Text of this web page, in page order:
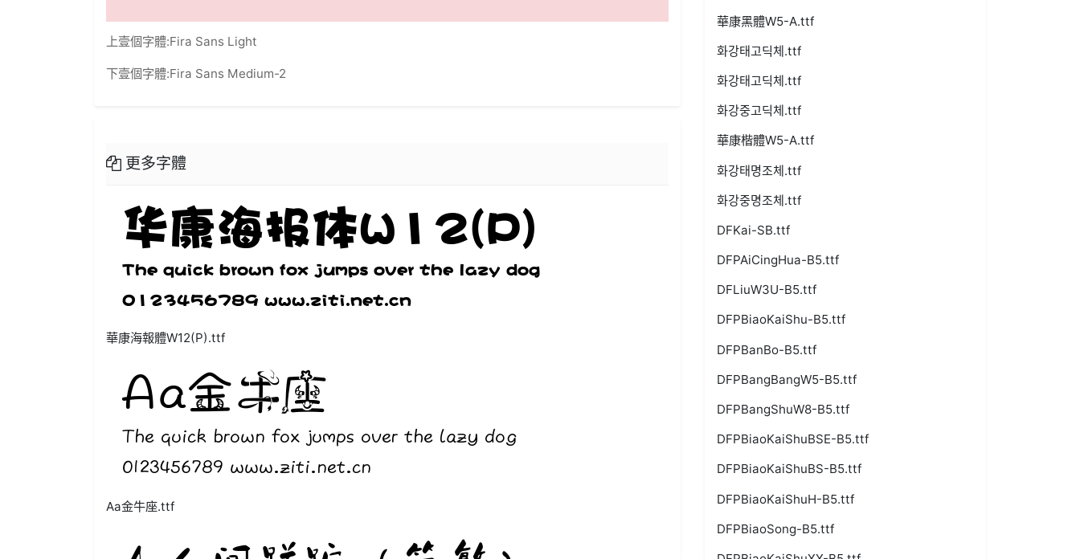
上壹個字體:Fira Sans Light
下壹個字體:Fira Sans Medium-2
更多字體
華康海報體W12(P).ttf
Aa金牛座.ttf
華康黑體W5-A.ttf
화강태고딕체.ttf
화강태고딕체.ttf
화강중고딕체.ttf
華康楷體W5-A.ttf
화강태명조체.ttf
화강중명조체.ttf
DFKai-SB.ttf
DFPAiCingHua-B5.ttf
DFLiuW3U-B5.ttf
DFPBiaoKaiShu-B5.ttf
DFPBanBo-B5.ttf
DFPBangBangW5-B5.ttf
DFPBangShuW8-B5.ttf
DFPBiaoKaiShuBSE-B5.ttf
DFPBiaoKaiShuBS-B5.ttf
DFPBiaoKaiShuH-B5.ttf
DFPBiaoSong-B5.ttf